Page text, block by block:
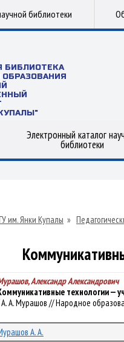
библиотеки
БИБЛИОТЕКА
Электронный каталог
библиотеки
им. Янки Купалы »
Александр Александрович
технологии —
А. Мурашов // Народное
А. А.